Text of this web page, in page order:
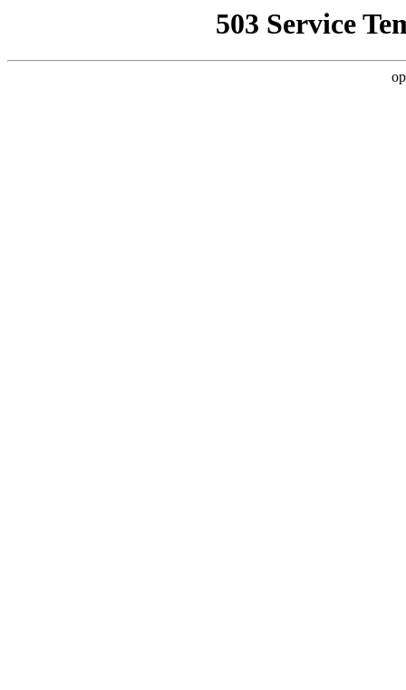
503 Service